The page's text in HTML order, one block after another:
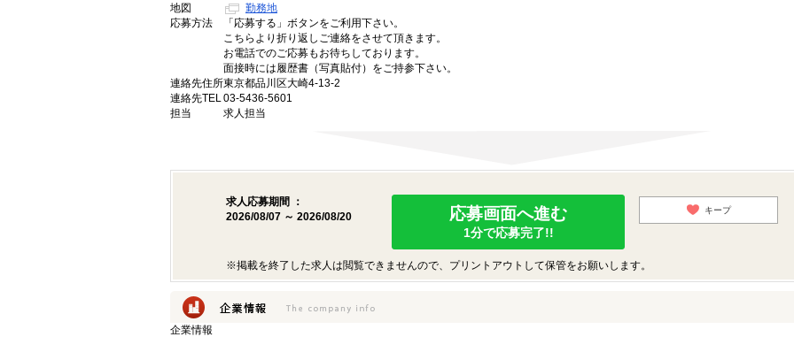
地図
勤務地
応募方法
「応募する」ボタンをご利用下さい。
こちらより折り返しご連絡をさせて頂きます。
お電話でのご応募もお待ちしております。
面接時には履歴書（写真貼付）をご持参下さい。
連絡先住所東京都品川区大崎4-13-2
連絡先TEL03-5436-5601
担当
求人担当
求人応募期間 ：
2026/08/07 ～ 2026/08/20
応募画面へ進む
1分で応募完了!!
キープ
※掲載を終了した求人は閲覧できませんので、プリントアウトして保管をお願いします。
企業情報